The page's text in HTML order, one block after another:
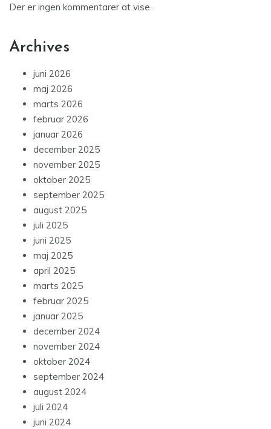
Der er ingen kommentarer at vise.
Archives
juni 2026
maj 2026
marts 2026
februar 2026
januar 2026
december 2025
november 2025
oktober 2025
september 2025
august 2025
juli 2025
juni 2025
maj 2025
april 2025
marts 2025
februar 2025
januar 2025
december 2024
november 2024
oktober 2024
september 2024
august 2024
juli 2024
juni 2024